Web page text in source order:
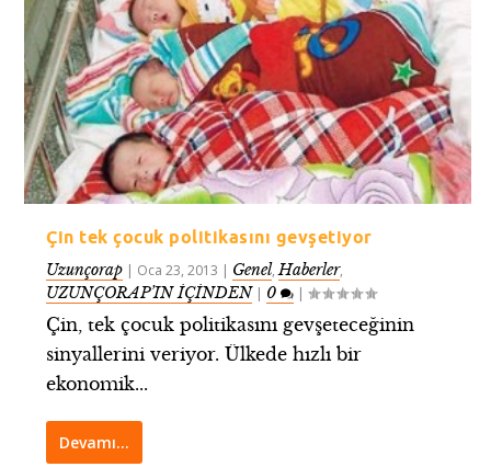
Çin tek çocuk politikasını gevşetiyor
Uzunçorap | Oca 23, 2013 | Genel,Haberler,
UZUNÇORAP’IN İÇİNDEN| 0 |
Çin, tek çocuk politikasını gevşeteceğinin
sinyallerini veriyor. Ülkede hızlı bir
ekonomik...
Devamı…